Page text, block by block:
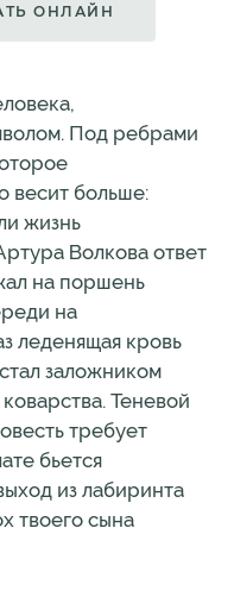
ОНЛАЙН
Под ребрами
весит больше:
жизнь
Волкова ответ
на поршень
на
леденящая кровь
заложником
Теневой
требует
бьется
из лабиринта
твоего сына